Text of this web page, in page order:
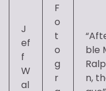
J
ef
f
W
al
F
o
t
o
g
r
ble
n,